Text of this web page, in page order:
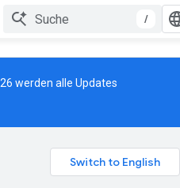
/
werden alle Updates